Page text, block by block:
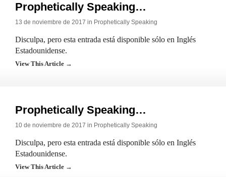
Prophetically Speaking…
13 de noviembre de 2017 in Prophetically Speaking
Disculpa, pero esta entrada está disponible sólo en Inglés
Estadounidense.
View This Article →
Prophetically Speaking…
10 de noviembre de 2017 in Prophetically Speaking
Disculpa, pero esta entrada está disponible sólo en Inglés
Estadounidense.
View This Article →